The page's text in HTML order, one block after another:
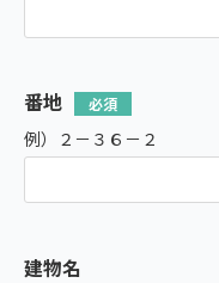
番地
例）２－３６－２
建物名